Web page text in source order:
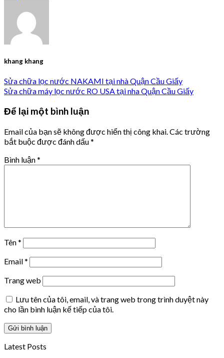
khang khang
Sửa chữa lọc nước NAKAMI tại nhà Quận Cầu Giấy
Sửa chữa máy lọc nước RO USA tại nha Quận Cầu Giấy
Để lại một bình luận
Email của bạn sẽ không được hiển thị công khai. Các trường
bắt buộc được đánh dấu*
Bình luận*
Tên*
Email*
Trang web
Lưu tên của tôi, email, và trang web trong trình duyệt này
cho lần bình luận kế tiếp của tôi.
Latest Posts